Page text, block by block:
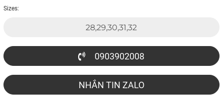
Sizes:
0903902008
NHẮN TIN ZALO